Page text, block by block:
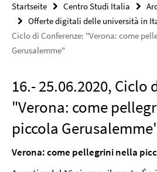
Startseite Centro Studi Italia
Offerte digitali delle università in
Ciclo di Conferenze: "Verona: come
Gerusalemme"
16.- 25.06.2020, Ciclo
"Verona: come
piccola
Verona: come pellegrini nella